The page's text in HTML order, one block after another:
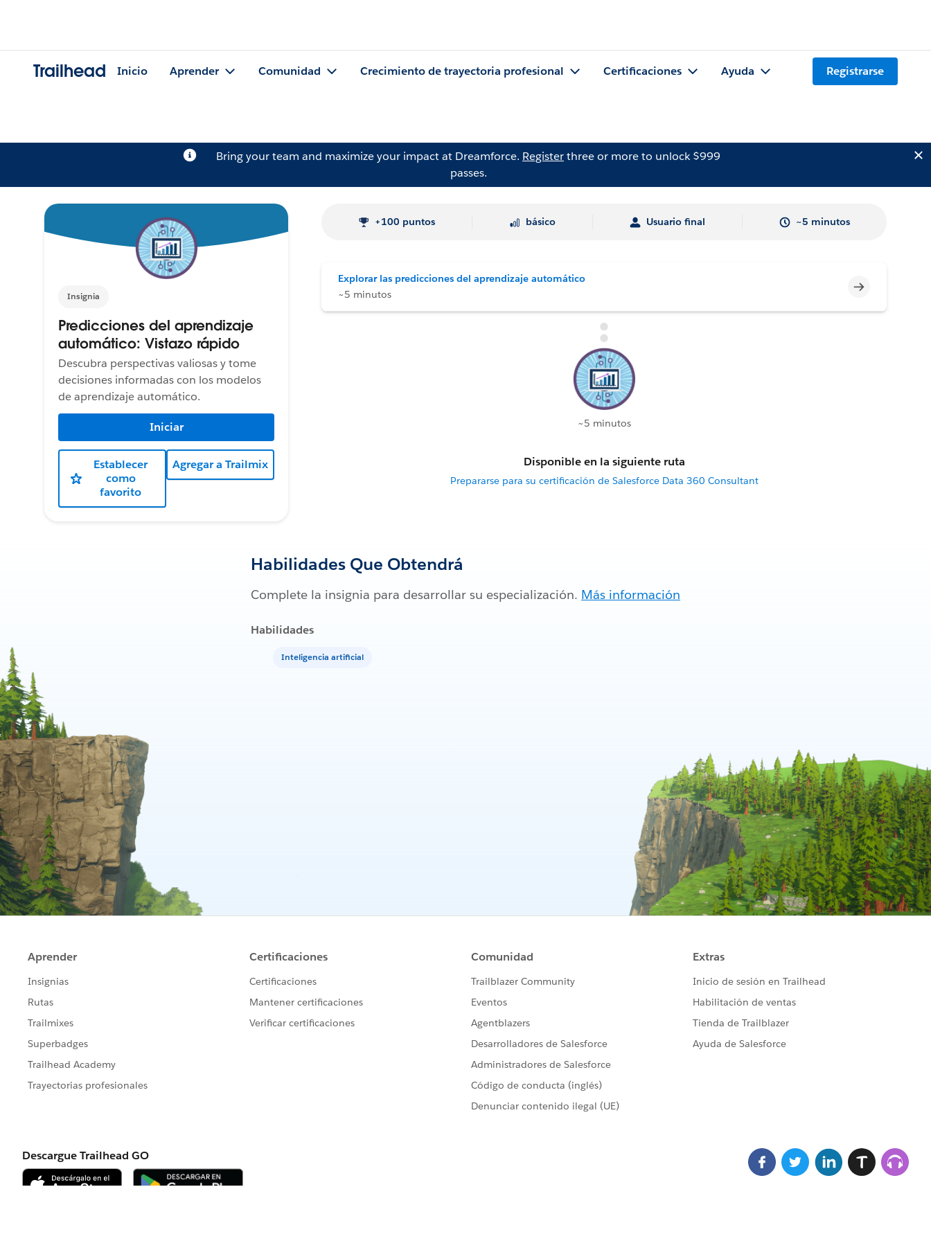
Trailhead Inicio Aprender Comunidad Crecimiento de trayectoria profesional Certificaciones Ayuda Registrarse
Bring your team and maximize your impact at Dreamforce. Registerthree or more to unlock $999
passes.
Insignia
Predicciones del aprendizaje
automático: Vistazo rápido
Descubra perspectivas valiosas y tome
decisiones informadas con los modelos
de aprendizaje automático.
Iniciar
Establecer
como
favorito
Agregar a Trailmix
+100 puntos básico Usuario final ~5 minutos
Explorar las predicciones del aprendizaje automático
~5 minutos
Incompleto
~5 minutos
Disponible en la siguiente ruta
Prepararse para su certificación de Salesforce Data 360 Consultant
Habilidades Que Obtendrá
Complete la insignia para desarrollar su especialización. Más información
Habilidades
Inteligencia artificial